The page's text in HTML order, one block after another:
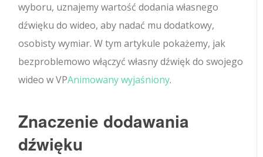
wyboru, uznajemy wartość dodania własnego
dźwięku do wideo, aby nadać mu dodatkowy,
osobisty wymiar. W tym artykule pokażemy, jak
bezproblemowo włączyć własny dźwięk do swojego
wideo w VPAnimowany wyjaśniony.
Znaczenie dodawania
dźwięku